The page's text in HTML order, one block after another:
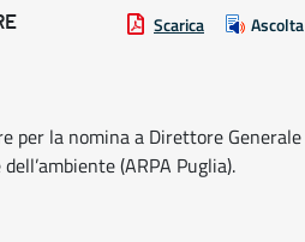
Scarica Ascolta
per la nomina a Direttore Generale
(ARPA Puglia).